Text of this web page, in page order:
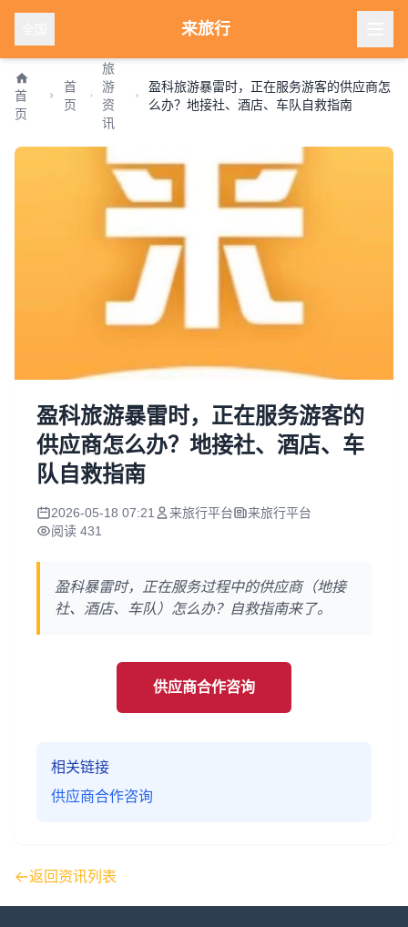
来旅行
首
页
首
页
旅
游
资
讯
盈科旅游暴雷时，正在服务游客的供应商怎
么办？地接社、酒店、车队自救指南
盈科旅游暴雷时，正在服务游客的
供应商怎么办？地接社、酒店、车
队自救指南
2026-05-18 07:21 来旅行平台
来旅行平台
阅读 431
盈科暴雷时，正在服务过程中的供应商（地接
社、酒店、车队）怎么办？自救指南来了。
供应商合作咨询
相关链接
供应商合作咨询
返回资讯列表